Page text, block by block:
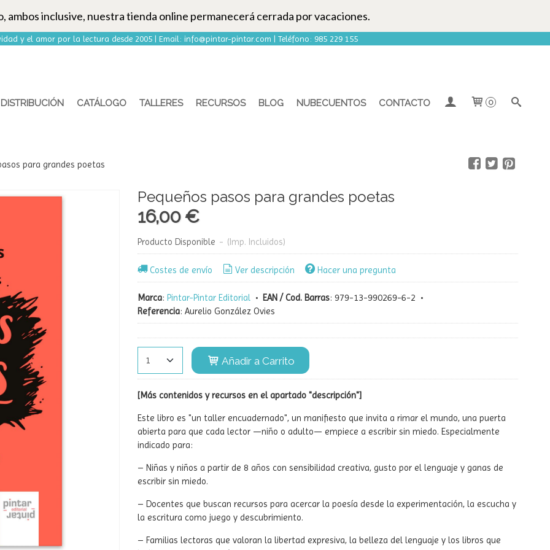
ambos inclusive, nuestra tienda online permanecerá cerrada por vacaciones.
y el amor por la lectura desde 2005 | Email: info@pintar-pintar.com | Teléfono: 985 229 155
DISTRIBUCIÓN CATÁLOGO TALLERES RECURSOS BLOG NUBECUENTOS CONTACTO 0
para grandes poetas
Pequeños pasos para grandes poetas
16,00 €
Producto Disponible - (Imp. Incluidos)
Costes de envío Ver descripción Hacer una pregunta
Marca: Pintar-Pintar Editorial• EAN / Cod. Barras: 979-13-990269-6-2 •
Referencia: Aurelio González Ovies
Añadir a Carrito
[Más contenidos y recursos en el apartado "descripción"]
Este libro es "un taller encuadernado", un manifiesto que invita a rimar el mundo, una puerta
abierta para que cada lector —niño o adulto— empiece a escribir sin miedo. Especialmente
indicado para:
– Niñas y niños a partir de 8 años con sensibilidad creativa, gusto por el lenguaje y ganas de
escribir sin miedo.
– Docentes que buscan recursos para acercar la poesía desde la experimentación, la escucha y
la escritura como juego y descubrimiento.
– Familias lectoras que valoran la libertad expresiva, la belleza del lenguaje y los libros que